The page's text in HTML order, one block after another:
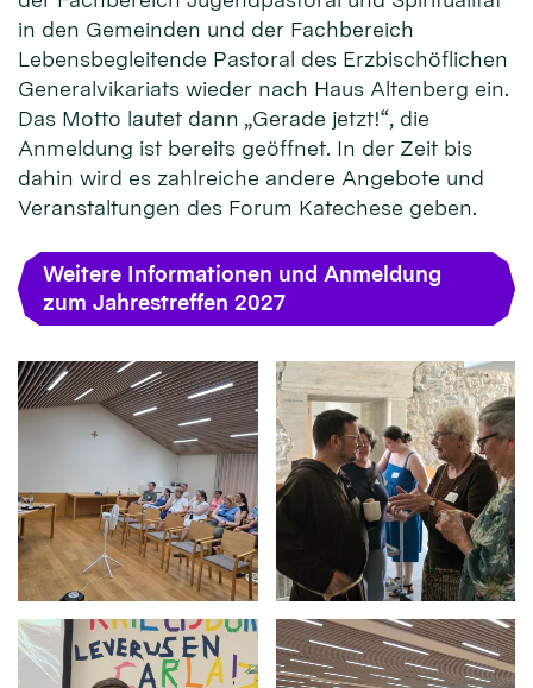
in den Gemeinden und der Fachbereich
Lebensbegleitende Pastoral des Erzbischöflichen
Generalvikariats wieder nach Haus Altenberg ein.
Das Motto lautet dann „Gerade jetzt!“, die
Anmeldung ist bereits geöffnet. In der Zeit bis
dahin wird es zahlreiche andere Angebote und
Veranstaltungen des Forum Katechese geben.
Weitere Informationen und Anmeldung
zum Jahrestreffen 2027